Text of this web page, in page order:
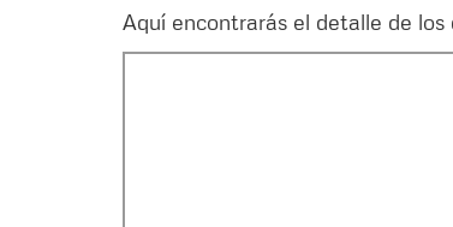
Aquí encontrarás el detalle de